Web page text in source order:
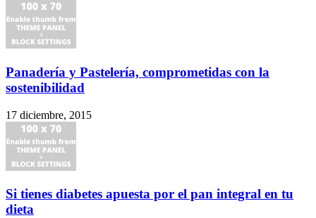
Panadería y Pastelería, comprometidas con la
sostenibilidad
17 diciembre, 2015
Si tienes diabetes apuesta por el pan integral en tu
dieta